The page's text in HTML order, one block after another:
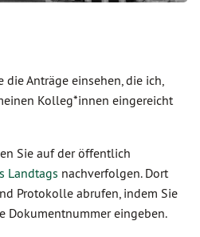
Anträge einsehen, die ich,
Kolleg*innen eingereicht
Sie auf der öffentlich
Landtags nachverfolgen. Dort
Protokolle abrufen, indem Sie
Dokumentnummer eingeben.